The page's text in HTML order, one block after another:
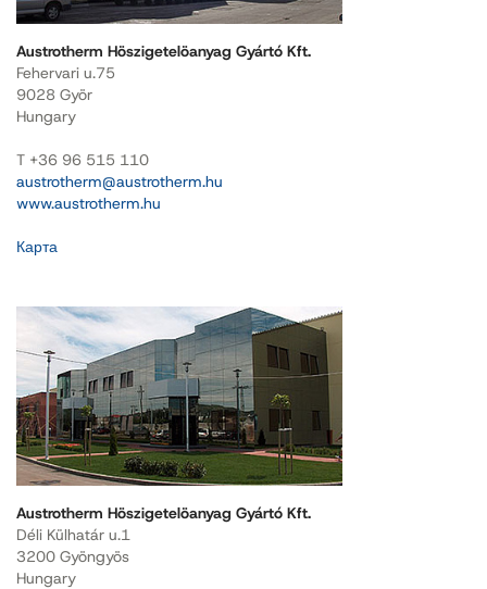
Austrotherm Höszigetelöanyag Gyártó Kft.
Fehervari u.75
9028 Györ
Hungary
T +36 96 515 110
austrotherm@austrotherm.hu
www.austrotherm.hu
Карта
Austrotherm Höszigetelöanyag Gyártó Kft.
Déli Külhatár u.1
3200 Gyöngyös
Hungary